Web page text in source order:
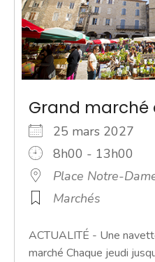
Grand marché
25 mars 2027
8h00 - 13h00
Place Notre-
Marchés
ACTUALITÉ - Une
marché Chaque jeudi